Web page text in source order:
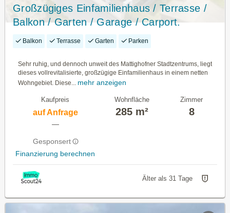
Großzügiges Einfamilienhaus / Terrasse /
Balkon / Garten / Garage / Carport.
Balkon Terrasse Garten Parken
Sehr ruhig, und dennoch unweit des Mattighofner Stadtzentrums, liegt
dieses vollrevitalisierte, großzügige Einfamilienhaus in einem netten
Wohngebiet. Diese... mehr anzeigen
Kaufpreis
auf Anfrage
—
Gesponsert
Finanzierung berechnen
Wohnfläche
285 m²
Zimmer
8
Älter als 31 Tage